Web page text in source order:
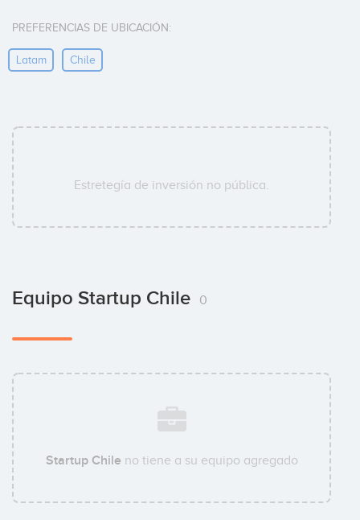
PREFERENCIAS DE UBICACIÓN:
Latam Chile
Estretegía de inversión no pública.
Equipo Startup Chile 0
Startup Chileno tiene a su equipo agregado